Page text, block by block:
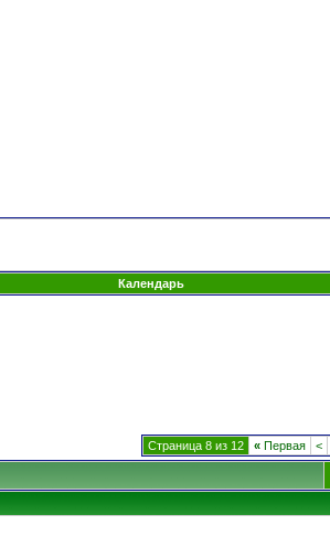
Календарь
Страница 8 из 12 « Первая <